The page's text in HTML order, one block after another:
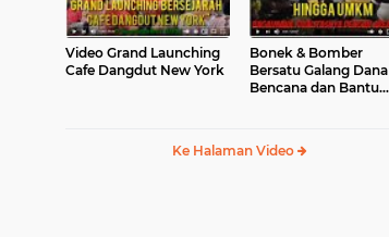
Video Grand Launching
Cafe Dangdut New York
Bonek & Bomber
Bersatu Galang Dana
Bencana dan Bantu
Ke Halaman Video